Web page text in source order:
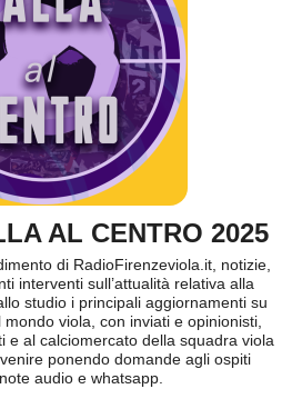
AL CENTRO 2025
di RadioFirenzeviola.it, notizie,
interventi sull’attualità relativa alla
studio i principali aggiornamenti su
viola, con inviati e opinionisti,
e al calciomercato della squadra viola
ponendo domande agli ospiti
audio e whatsapp.